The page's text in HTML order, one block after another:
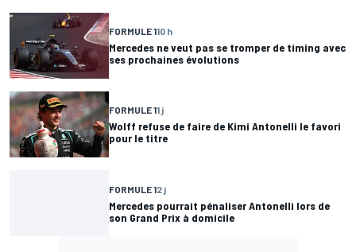
FORMULE 110 h
Mercedes ne veut pas se tromper de timing avec
ses prochaines évolutions
FORMULE 11 j
Wolff refuse de faire de Kimi Antonelli le favori
pour le titre
FORMULE 12 j
Mercedes pourrait pénaliser Antonelli lors de
son Grand Prix à domicile